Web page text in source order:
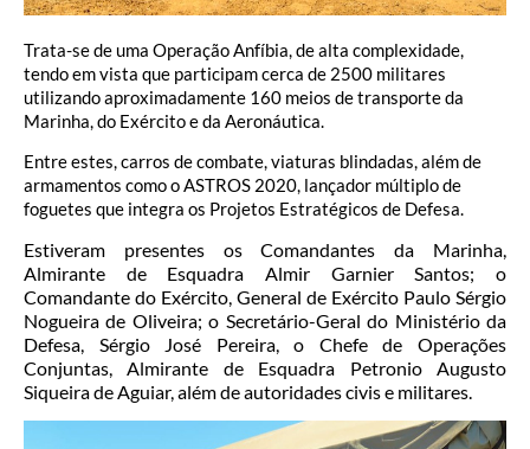
Trata-se de uma Operação Anfíbia, de alta complexidade,
tendo em vista que participam cerca de 2500 militares
utilizando aproximadamente 160 meios de transporte da
Marinha, do Exército e da Aeronáutica.
Entre estes, carros de combate, viaturas blindadas, além de
armamentos como o ASTROS 2020, lançador múltiplo de
foguetes que integra os Projetos Estratégicos de Defesa.
Estiveram presentes os Comandantes da Marinha,
Almirante de Esquadra Almir Garnier Santos; o
Comandante do Exército, General de Exército Paulo Sérgio
Nogueira de Oliveira; o Secretário-Geral do Ministério da
Defesa, Sérgio José Pereira, o Chefe de Operações
Conjuntas, Almirante de Esquadra Petronio Augusto
Siqueira de Aguiar, além de autoridades civis e militares.